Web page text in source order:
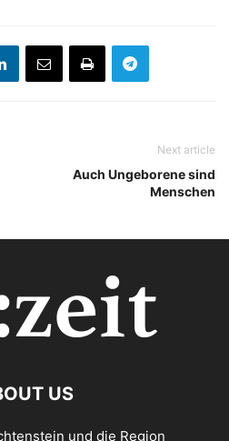
Next article
Auch Ungeborene sind
Menschen
US
und die Region